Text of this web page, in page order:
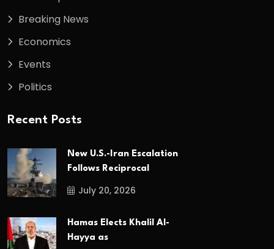
Breaking News
Economics
Events
Politics
Recent Posts
New U.S.-Iran Escalation
Follows Reciprocal
July 20, 2026
Hamas Elects Khalil Al-
Hayya as